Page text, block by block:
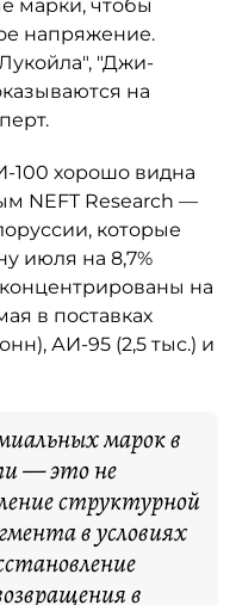
марки, чтобы
напряжение.
"Джи-
на
100 хорошо видна
NEFT Research —
которые
июля на 8,7%
на
в поставках
АИ-95 (2,5 тыс.) и
марок в
— это не
структурной
в условиях
в